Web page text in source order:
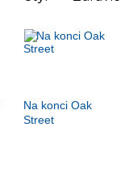
Na konci Oak
Street